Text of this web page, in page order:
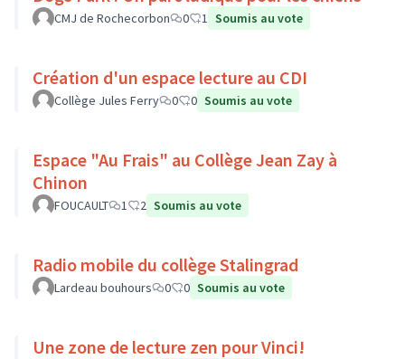
CMJ de Rochecorbon 0 1 Soumis au vote
Création d'un espace lecture au CDI
Collège Jules Ferry 0 0 Soumis au vote
Espace "Au Frais" au Collège Jean Zay à
Chinon
FOUCAULT 1 2 Soumis au vote
Radio mobile du collège Stalingrad
Lardeau bouhours 0 0 Soumis au vote
Une zone de lecture zen pour Vinci!